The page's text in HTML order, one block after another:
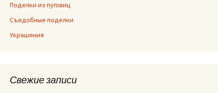
Поделки из пуговиц
Съедобные поделки
Украшения
Свежие записи